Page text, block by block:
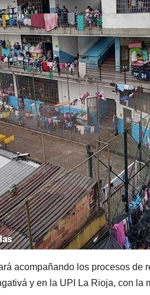
acompañando los procesos de
y en la UPI La Rioja, con la